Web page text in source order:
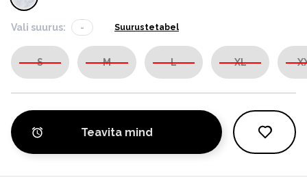
Vali suurus: - Suurustetabel
S M L XL
Teavita mind